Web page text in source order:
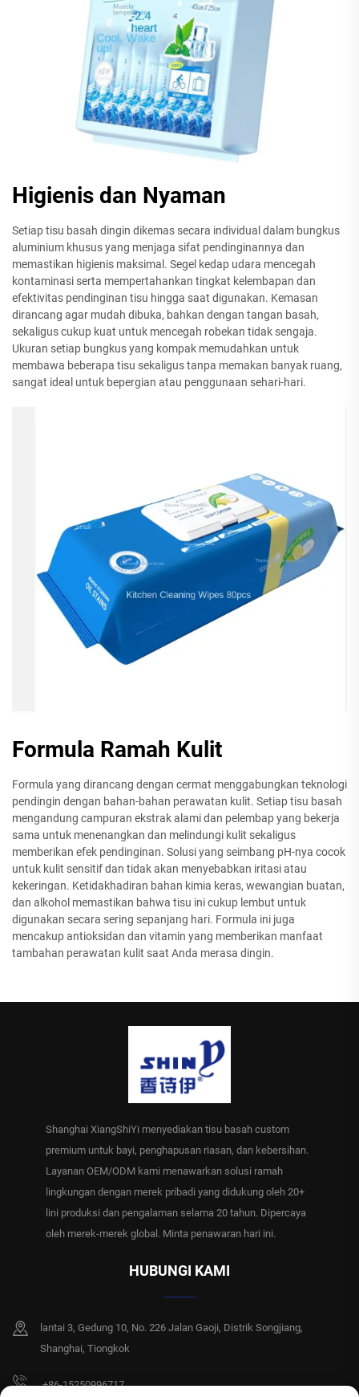
Higienis dan Nyaman
Setiap tisu basah dingin dikemas secara individual dalam bungkus
aluminium khusus yang menjaga sifat pendinginannya dan
memastikan higienis maksimal. Segel kedap udara mencegah
kontaminasi serta mempertahankan tingkat kelembapan dan
efektivitas pendinginan tisu hingga saat digunakan. Kemasan
dirancang agar mudah dibuka, bahkan dengan tangan basah,
sekaligus cukup kuat untuk mencegah robekan tidak sengaja.
Ukuran setiap bungkus yang kompak memudahkan untuk
membawa beberapa tisu sekaligus tanpa memakan banyak ruang,
sangat ideal untuk bepergian atau penggunaan sehari-hari.
Formula Ramah Kulit
Formula yang dirancang dengan cermat menggabungkan teknologi
pendingin dengan bahan-bahan perawatan kulit. Setiap tisu basah
mengandung campuran ekstrak alami dan pelembap yang bekerja
sama untuk menenangkan dan melindungi kulit sekaligus
memberikan efek pendinginan. Solusi yang seimbang pH-nya cocok
untuk kulit sensitif dan tidak akan menyebabkan iritasi atau
kekeringan. Ketidakhadiran bahan kimia keras, wewangian buatan,
dan alkohol memastikan bahwa tisu ini cukup lembut untuk
digunakan secara sering sepanjang hari. Formula ini juga
mencakup antioksidan dan vitamin yang memberikan manfaat
tambahan perawatan kulit saat Anda merasa dingin.
Shanghai XiangShiYi menyediakan tisu basah custom
premium untuk bayi, penghapusan riasan, dan kebersihan.
Layanan OEM/ODM kami menawarkan solusi ramah
lingkungan dengan merek pribadi yang didukung oleh 20+
lini produksi dan pengalaman selama 20 tahun. Dipercaya
oleh merek-merek global. Minta penawaran hari ini.
HUBUNGI KAMI
lantai 3, Gedung 10, No. 226 Jalan Gaoji, Distrik Songjiang,
Shanghai, Tiongkok
+86-15250996717